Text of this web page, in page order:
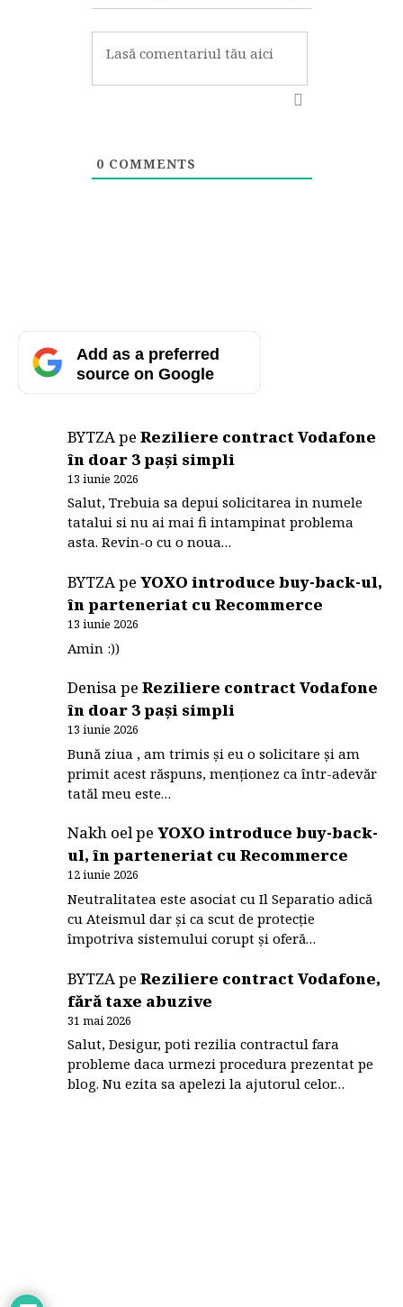
0 COMMENTS
Add as a preferred
source on Google
BYTZApeReziliere contract Vodafone
în doar 3 pași simpli
13 iunie 2026
Salut, Trebuia sa depui solicitarea in numele
tatalui si nu ai mai fi intampinat problema
asta. Revin-o cu o noua…
BYTZApeYOXO introduce buy-back-ul,
în parteneriat cu Recommerce
13 iunie 2026
Amin :))
DenisapeReziliere contract Vodafone
în doar 3 pași simpli
13 iunie 2026
Bună ziua , am trimis și eu o solicitare și am
primit acest răspuns, menționez ca într-adevăr
tatăl meu este…
Nakh oelpeYOXO introduce buy-back-
ul, în parteneriat cu Recommerce
12 iunie 2026
Neutralitatea este asociat cu Il Separatio adică
cu Ateismul dar și ca scut de protecție
împotriva sistemului corupt și oferă…
BYTZApeReziliere contract Vodafone,
fără taxe abuzive
31 mai 2026
Salut, Desigur, poti rezilia contractul fara
probleme daca urmezi procedura prezentat pe
blog. Nu ezita sa apelezi la ajutorul celor…